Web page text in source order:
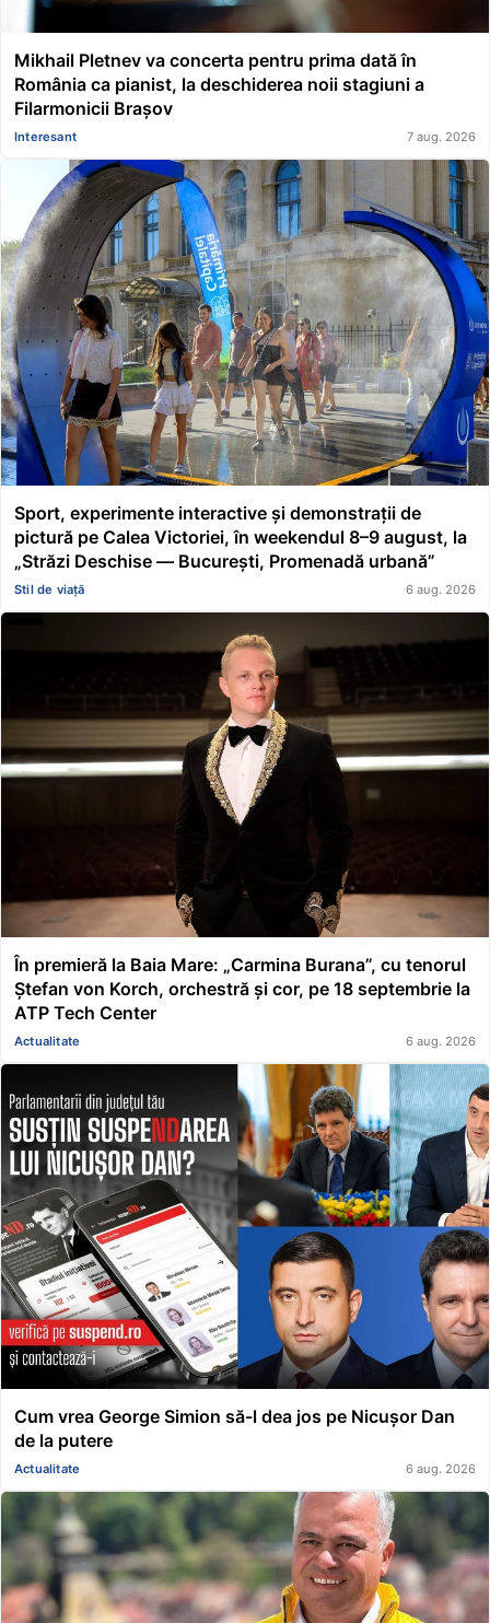
Mikhail Pletnev va concerta pentru prima dată în
România ca pianist, la deschiderea noii stagiuni a
Filarmonicii Brașov
Interesant 7 aug. 2026
Sport, experimente interactive și demonstrații de
pictură pe Calea Victoriei, în weekendul 8–9 august, la
„Străzi Deschise — București, Promenadă urbană”
Stil de viață 6 aug. 2026
În premieră la Baia Mare: „Carmina Burana”, cu tenorul
Ștefan von Korch, orchestră și cor, pe 18 septembrie la
ATP Tech Center
Actualitate 6 aug. 2026
Cum vrea George Simion să-l dea jos pe Nicușor Dan
de la putere
Actualitate 6 aug. 2026